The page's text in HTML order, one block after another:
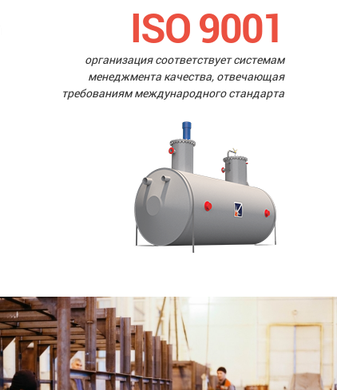
ISO 9001
организация соответствует системам
менеджмента качества, отвечающая
требованиям международного стандарта